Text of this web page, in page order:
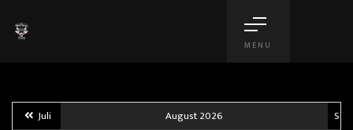
MENU
Juli August 2026